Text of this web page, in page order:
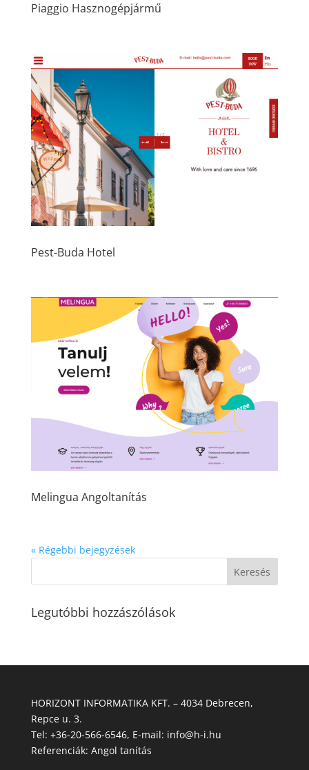
Piaggio Hasznogépjármű
Pest-Buda Hotel
Melingua Angoltanítás
« Régebbi bejegyzések
Legutóbbi hozzászólások
HORIZONT INFORMATIKA KFT. – 4034 Debrecen,
Repce u. 3.
Tel: +36-20-566-6546, E-mail: info@h-i.hu
Referenciák: Angol tanítás